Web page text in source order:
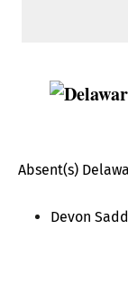
Absent(s)
Devon